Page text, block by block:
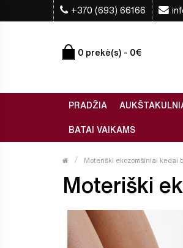
+370 (693) 66166
0 prekė(s) - 0€
PRADŽIA
BATAI VAIKAMS
Moteriški ekozomšiniai kedai
Moteriški